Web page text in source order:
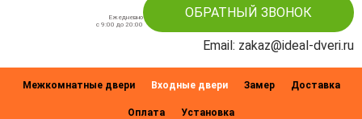
Ежедневно
c 9:00 до 20:00
ОБРАТНЫЙ ЗВОНОК
Email: zakaz@ideal-dveri.ru
Межкомнатные двери Входные двери Замер Доставка
Оплата Установка